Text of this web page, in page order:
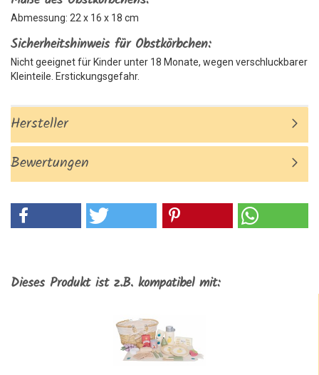
Abmessung: 22 x 16 x 18 cm
Sicherheitshinweis für Obstkörbchen:
Nicht geeignet für Kinder unter 18 Monate, wegen verschluckbarer
Kleinteile. Erstickungsgefahr.
Hersteller
Bewertungen
Dieses Produkt ist z.B. kompatibel mit: